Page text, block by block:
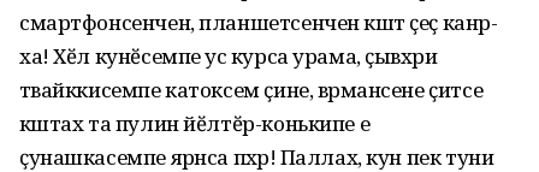
смартфонсенчен, планшетсенчен кӑшт ҫеҫ канӑр-
ха! Хӗл кунӗсемпе усӑ курса урама, ҫывӑхри
тӑвайккисемпе катоксем ҫине, вӑрмансене ҫитсе
кӑштах та пулин йӗлтӗр-конькипе е
ҫунашкасемпе ярӑнса пӑхӑр! Паллах, кун пек туни